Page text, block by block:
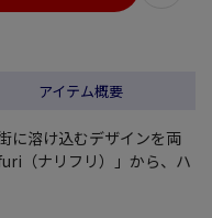
アイテム概要
に溶け込むデザインを両
（ナリフリ）」から、ハ